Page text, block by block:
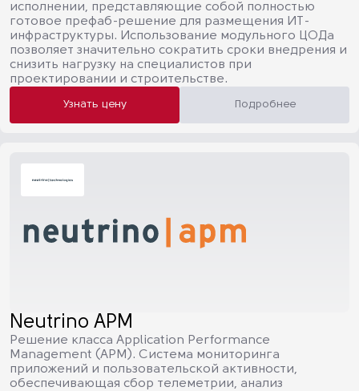
исполнении, представляющие собой полностью
готовое префаб-решение для размещения ИТ-
инфраструктуры. Использование модульного ЦОДа
позволяет значительно сократить сроки внедрения и
снизить нагрузку на специалистов при
проектировании и строительстве.
Узнать цену Подробнее
Neutrino APM
Решение класса Application Performance
Management (APM). Система мониторинга
приложений и пользовательской активности,
обеспечивающая сбор телеметрии, анализ